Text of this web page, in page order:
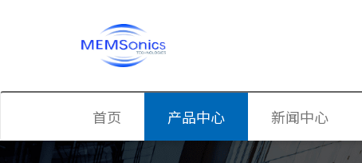
首页 产品中心
TRx滤波器
新闻中心
公司新闻